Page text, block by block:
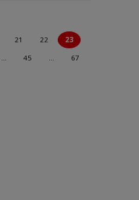
21 22
23
… 45 …
67